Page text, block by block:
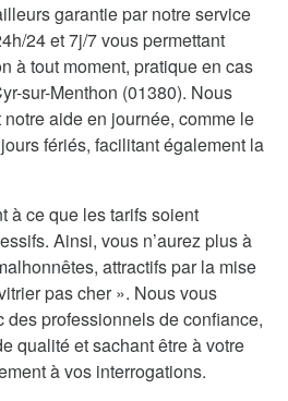
garantie par notre service
24 et 7j/7 vous permettant
à tout moment, pratique en cas
sur-Menthon (01380). Nous
aide en journée, comme le
fériés, facilitant également la
à ce que les tarifs soient
Ainsi, vous n’aurez plus à
attractifs par la mise
pas cher ». Nous vous
des professionnels de confiance,
qualité et sachant être à votre
à vos interrogations.